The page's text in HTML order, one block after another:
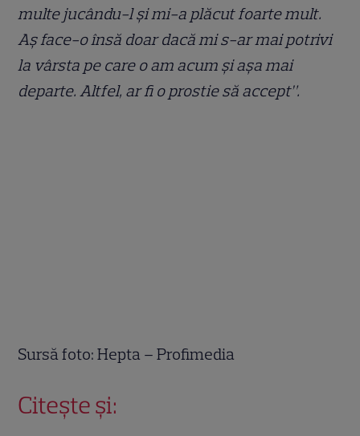
multe jucându-l și mi-a plăcut foarte mult.
Aș face-o însă doar dacă mi s-ar mai potrivi
la vârsta pe care o am acum și așa mai
departe. Altfel, ar fi o prostie să accept”.
Sursă foto: Hepta – Profimedia
Citește și: